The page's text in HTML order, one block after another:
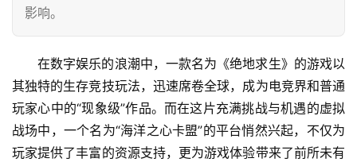
影响。
在数字娱乐的浪潮中，一款名为《绝地求生》的游戏以
其独特的生存竞技玩法，迅速席卷全球，成为电竞界和普通
玩家心中的“现象级”作品。而在这片充满挑战与机遇的虚拟
战场中，一个名为“海洋之心卡盟”的平台悄然兴起，不仅为
玩家提供了丰富的资源支持，更为游戏体验带来了前所未有